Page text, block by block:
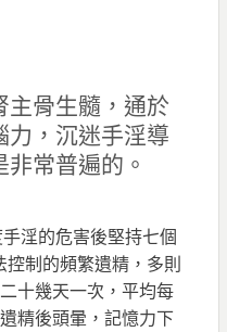
主骨生髓，通於
力，沉迷手淫導
常普遍的。
淫的危害後堅持七個
制的頻繁遺精，多則
十幾天一次，平均每
精後頭暈，記憶力下